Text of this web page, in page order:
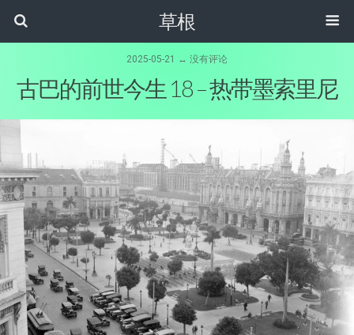
草根
2025-05-21 ↔ 没有评论
古巴的前世今生 18 – 热带墨索里尼